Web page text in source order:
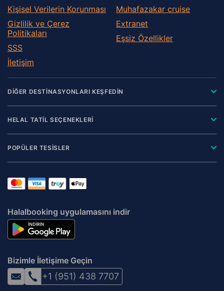
Kişisel Verilerin Korunması
Gizlilik ve Çerez
Politikaları
SSS
İletişim
Muhafazakar сruise
Extranet
Eşsiz Özellikler
DİĞER DESTİNASYONLARI KEŞFEDİN
HELAL TATİL SEÇENEKLERİ
POPÜLER TESİSLER
Halalbooking uygulamasını indir
Bizimle İletişime Geçin
+1 (951) 438 7707